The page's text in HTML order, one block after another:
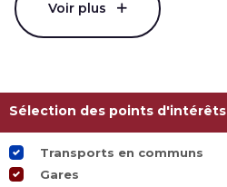
Voir plus
Sélection des points d'intérêts
Transports en communs
Gares